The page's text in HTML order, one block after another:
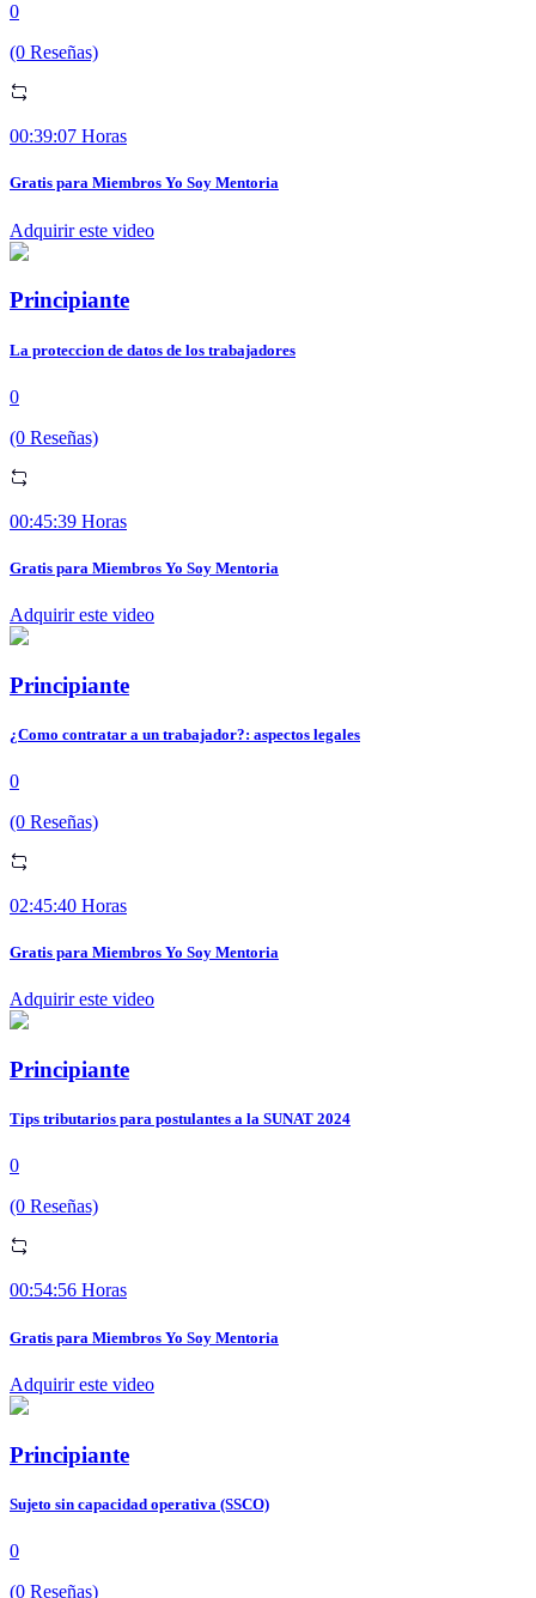
0
(0 Reseñas)
00:39:07 Horas
Gratis para Miembros Yo Soy Mentoria
Adquirir este video
Principiante
La proteccion de datos de los trabajadores
0
(0 Reseñas)
00:45:39 Horas
Gratis para Miembros Yo Soy Mentoria
Adquirir este video
Principiante
¿Como contratar a un trabajador?: aspectos legales
0
(0 Reseñas)
02:45:40 Horas
Gratis para Miembros Yo Soy Mentoria
Adquirir este video
Principiante
Tips tributarios para postulantes a la SUNAT 2024
0
(0 Reseñas)
00:54:56 Horas
Gratis para Miembros Yo Soy Mentoria
Adquirir este video
Principiante
Sujeto sin capacidad operativa (SSCO)
0
(0 Reseñas)